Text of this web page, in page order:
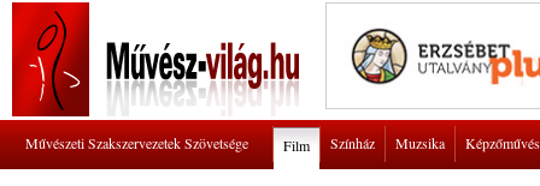
Művészeti Szakszervezetek Szövetsége Film Színház Muzsika